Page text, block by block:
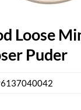
Loose
Puder